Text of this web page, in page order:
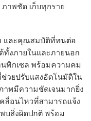
และคุณสมบัติที่ทนต่อ
ทั้งภายในและภายนอก
นพิกเซล พร้อมความคม
ช่วยปรับแสงอัตโนมัติใน
าพมีความชัดเจนมากยิ่ง
ลื่อนไหวที่สามารถแจ้ง
บสิ่งผิดปกติ พร้อม